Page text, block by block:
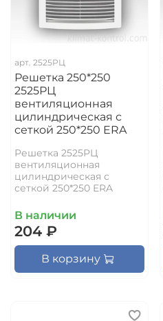
арт. 2525РЦ
Решетка 250*250
2525РЦ
вентиляционная
цилиндрическая с
сеткой 250*250 ERA
Решетка 2525РЦ
вентиляционная
цилиндрическая с
сеткой 250*250 ERA
В наличии
204 ₽
В корзину